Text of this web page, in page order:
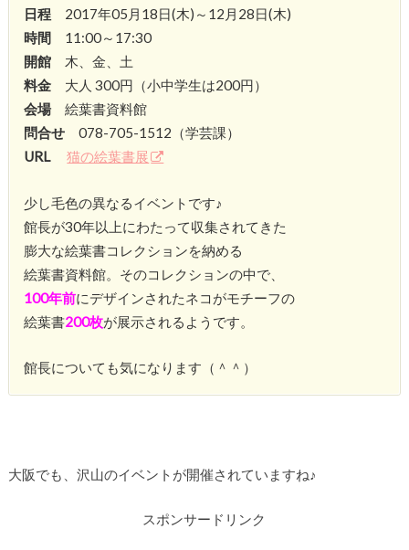
日程 2017年05月18日(木)～12月28日(木)
時間 11:00～17:30
開館 木、金、土
料金 大人 300円（小中学生は200円）
会場絵葉書資料館
問合せ078-705-1512（学芸課）
URL
猫の絵葉書展
少し毛色の異なるイベントです♪
館長が30年以上にわたって収集されてきた
膨大な絵葉書コレクションを納める
絵葉書資料館。そのコレクションの中で、
100年前にデザインされたネコがモチーフの
絵葉書200枚が展示されるようです。
館長についても気になります（＾＾）
大阪でも、沢山のイベントが開催されていますね♪
スポンサードリンク